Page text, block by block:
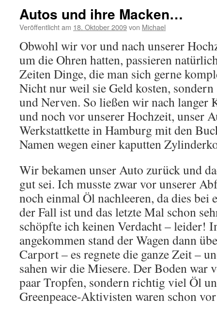
Autos und ihre Macken…
Veröffentlicht am 18. Oktober 2009von Michael
Obwohl wir vor und nach unserer
um die Ohren hatten, passieren
Zeiten Dinge, die man sich gerne
Nicht nur weil sie Geld kosten,
und Nerven. So ließen wir nach langer
und noch vor unserer Hochzeit, unser
Werkstattkette in Hamburg mit den
Namen wegen einer kaputten
Wir bekamen unser Auto zurück und
gut sei. Ich musste zwar vor unserer
noch einmal Öl nachleeren, da dies
der Fall ist und das letzte Mal schon
schöpfte ich keinen Verdacht – leider!
angekommen stand der Wagen dann
Carport – es regnete die ganze Zeit –
sahen wir die Miesere. Der Boden war
paar Tropfen, sondern richtig viel Öl
Greenpeace-Aktivisten waren schon